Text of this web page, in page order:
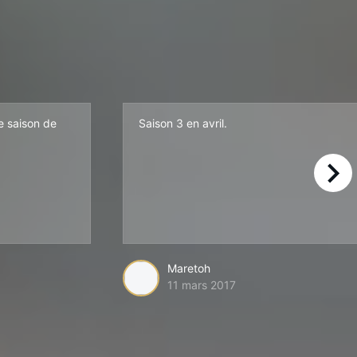
saison de
Saison 3 en avril.
Maretoh
11 mars 2017
right